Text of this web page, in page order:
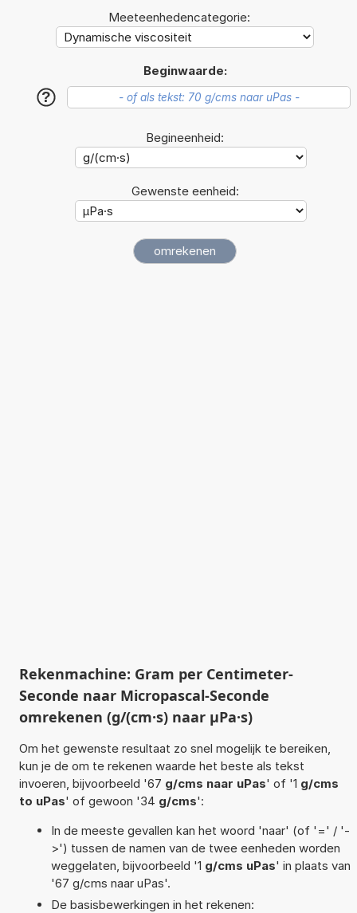
Meeteenhedencategorie:
Beginwaarde:
?
Begineenheid:
Gewenste eenheid:
Rekenmachine: Gram per Centimeter-
Seconde naar Micropascal-Seconde
omrekenen (g/(cm·s) naar µPa·s)
Om het gewenste resultaat zo snel mogelijk te bereiken,
kun je de om te rekenen waarde het beste als tekst
invoeren, bijvoorbeeld '67 g/cms naar uPas' of '1 g/cms
to uPas' of gewoon '34 g/cms':
In de meeste gevallen kan het woord 'naar' (of '=' / '-
>') tussen de namen van de twee eenheden worden
weggelaten, bijvoorbeeld '1 g/cms uPas' in plaats van
'67 g/cms naar uPas'.
De basisbewerkingen in het rekenen: